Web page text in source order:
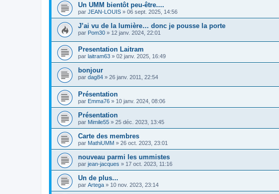
Un UMM bientôt peu-être....
par JEAN-LOUIS » 06 sept. 2025, 14:56
J’ai vu de la lumière… donc je pousse la porte
par Pom30 » 12 janv. 2024, 22:01
Presentation Laitram
par laitram63 » 02 janv. 2025, 16:49
bonjour
par dag84 » 26 janv. 2011, 22:54
Présentation
par Emma76 » 10 janv. 2024, 08:06
Présentation
par Mimile55 » 25 déc. 2023, 13:45
Carte des membres
par MathiUMM » 26 oct. 2023, 23:01
nouveau parmi les ummistes
par jean-jacques » 17 oct. 2023, 11:16
Un de plus...
par Artega » 10 nov. 2023, 23:14